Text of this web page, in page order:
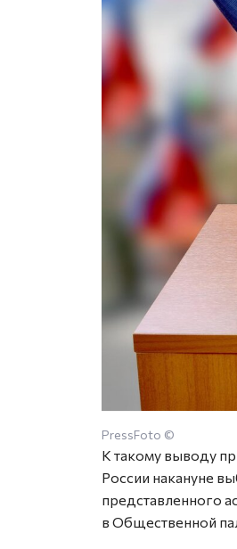
PressFoto ©
К такому выводу
России накануне
представленного
в Общественной